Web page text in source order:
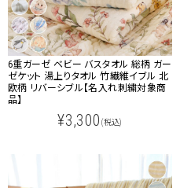
6重ガーゼ ベビー バスタオル 総柄 ガー
ゼケット 湯上りタオル 竹繊維イブル 北
欧柄 リバーシブル【名入れ刺繍対象商
品】
¥3,300 (税込)